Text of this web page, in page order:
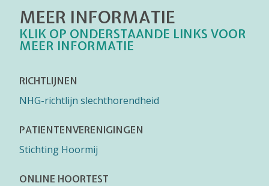
MEER INFORMATIE
KLIK OP ONDERSTAANDE LINKS VOOR
MEER INFORMATIE
RICHTLIJNEN
NHG-richtlijn slechthorendheid
PATIENTENVERENIGINGEN
Stichting Hoormij
ONLINE HOORTEST